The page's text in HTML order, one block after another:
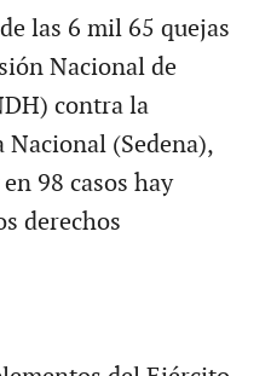
las 6 mil 65 quejas
Nacional de
contra la
Nacional (Sedena),
98 casos hay
derechos